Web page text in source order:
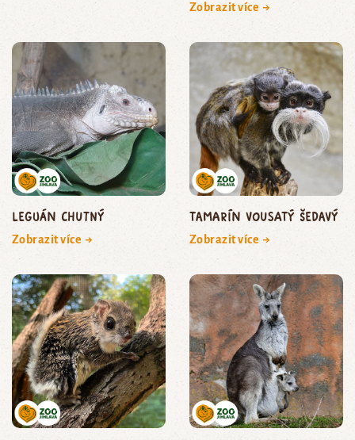
Zobrazit více →
leguán chutný
Zobrazit více →
Tamarín vousatý šedavý
Zobrazit více →